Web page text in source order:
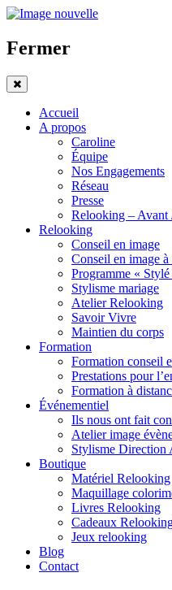
Fermer
Accueil
A propos
Caroline
Équipe
Nos Engagements
Réseau
Presse
Relooking – Avant
Relooking
Conseil en image
Conseil en image à
Programme « Stylé
Stylisme mariage
Atelier Relooking
Savoir Vivre
Maintien du corps
Formation
Formation conseil
Prestations pour
Formation à
Événementiel
Ils nous ont fait
Atelier image
Stylisme Direction
Boutique
Matériel Relooking
Maquillage
Livres Relooking
Cadeaux
Jeux relooking
Blog
Contact